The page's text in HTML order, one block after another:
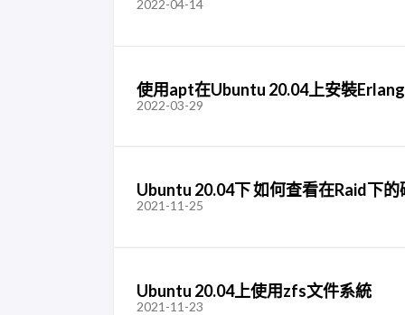
2022-04-14
使用apt在Ubuntu 20.04上安裝Erlang
2022-03-29
Ubuntu 20.04下 如何查看在Raid下
2021-11-25
Ubuntu 20.04上使用zfs文件系統
2021-11-23